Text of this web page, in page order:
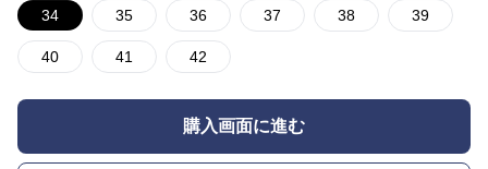
34 35 36 37 38 39
40 41 42
購入画面に進む